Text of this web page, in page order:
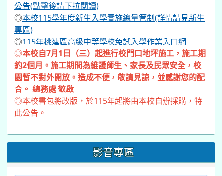
公告(點擊後請下拉閱讀)
◎本校115學年度新生入學實施總量管制(詳情請見新生
專區)
◎115年桃連區高級中等學校免試入學作業入口網
◎本校自7月1日（三）起進行校門口地坪施工，施工期
約2個月。施工期間為維護師生、家長及民眾安全，校
園暫不對外開放。造成不便，敬請見諒，並感謝您的配
合。 總務處 敬啟
◎本校書包將改版，於115年起將由本校自辦採購，特
此公告。
影音專區